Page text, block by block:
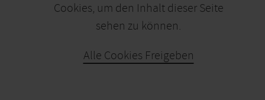
Cookies, um den Inhalt dieser Seite
sehen zu können.
Alle Cookies Freigeben